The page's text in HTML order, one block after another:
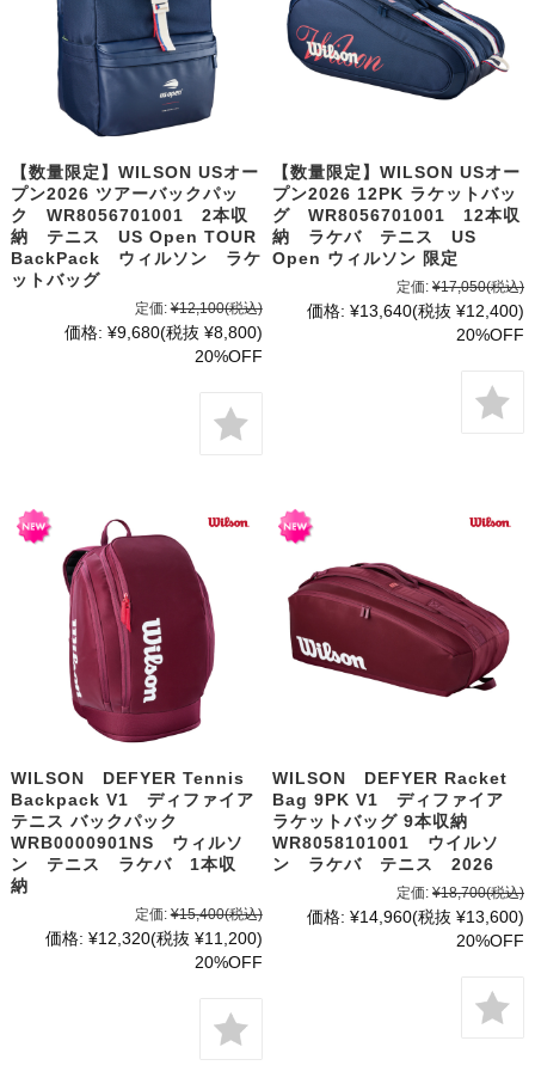
【数量限定】WILSON USオー
プン2026 ツアーバックパッ
ク WR8056701001 2本収
納 テニス US Open TOUR
BackPack ウィルソン ラケ
ットバッグ
定価: ¥12,100(税込)
価格: ¥9,680(税抜 ¥8,800)
20%OFF
【数量限定】WILSON USオー
プン2026 12PK ラケットバッ
グ WR8056701001 12本収
納 ラケバ テニス US
Open ウィルソン 限定
定価: ¥17,050(税込)
価格: ¥13,640(税抜 ¥12,400)
20%OFF
WILSON DEFYER Tennis
Backpack V1 ディファイア
テニス バックパック
WRB0000901NS ウィルソ
ン テニス ラケバ 1本収
納
定価: ¥15,400(税込)
価格: ¥12,320(税抜 ¥11,200)
20%OFF
WILSON DEFYER Racket
Bag 9PK V1 ディファイア
ラケットバッグ 9本収納
WR8058101001 ウイルソ
ン ラケバ テニス 2026
定価: ¥18,700(税込)
価格: ¥14,960(税抜 ¥13,600)
20%OFF